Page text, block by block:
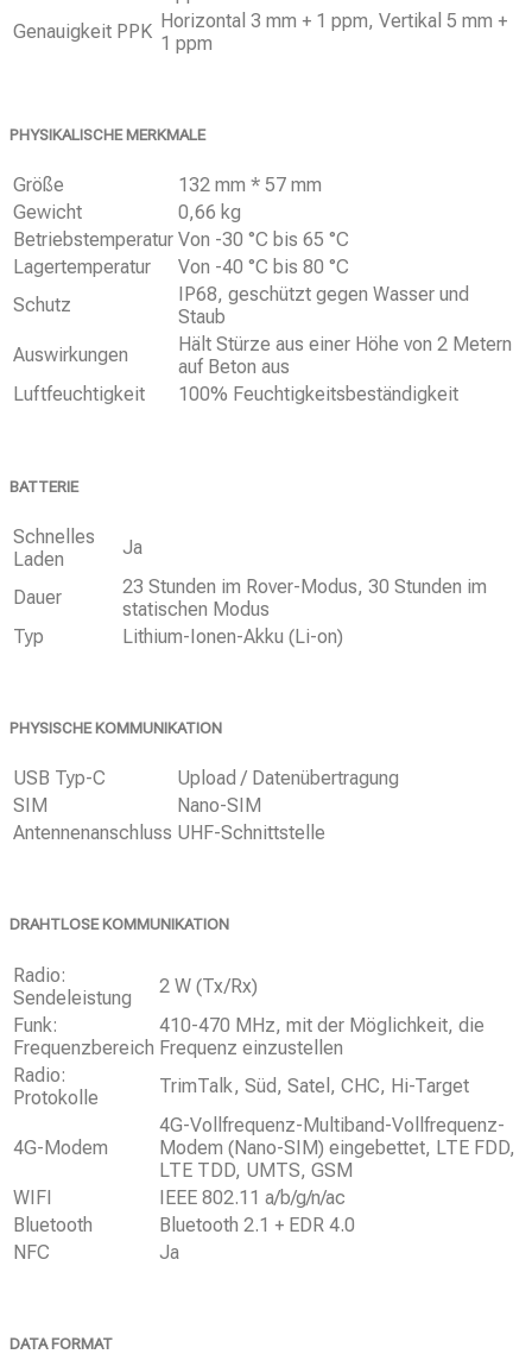
Genauigkeit PPK Horizontal 3 mm + 1 ppm, Vertikal 5 mm +
1 ppm
PHYSIKALISCHE MERKMALE
Größe
132 mm * 57 mm
Gewicht
0,66 kg
Betriebstemperatur Von -30 °C bis 65 °C
Lagertemperatur
Von -40 °C bis 80 °C
Schutz
IP68, geschützt gegen Wasser und
Staub
Auswirkungen
Hält Stürze aus einer Höhe von 2 Metern
auf Beton aus
Luftfeuchtigkeit
100% Feuchtigkeitsbeständigkeit
BATTERIE
Schnelles
Laden
Ja
Dauer
23 Stunden im Rover-Modus, 30 Stunden im
statischen Modus
Typ
Lithium-Ionen-Akku (Li-on)
PHYSISCHE KOMMUNIKATION
USB Typ-C
Upload / Datenübertragung
SIM
Nano-SIM
Antennenanschluss UHF-Schnittstelle
DRAHTLOSE KOMMUNIKATION
Radio:
Sendeleistung
2 W (Tx/Rx)
Funk:
Frequenzbereich
410-470 MHz, mit der Möglichkeit, die
Frequenz einzustellen
Radio:
Protokolle
TrimTalk, Süd, Satel, CHC, Hi-Target
4G-Modem
4G-Vollfrequenz-Multiband-Vollfrequenz-
Modem (Nano-SIM) eingebettet, LTE FDD,
LTE TDD, UMTS, GSM
WIFI
IEEE 802.11 a/b/g/n/ac
Bluetooth
Bluetooth 2.1 + EDR 4.0
NFC
Ja
DATA FORMAT